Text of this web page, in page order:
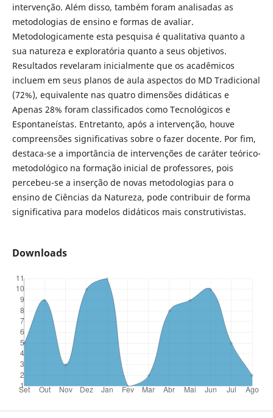
intervenção. Além disso, também foram analisadas as
metodologias de ensino e formas de avaliar.
Metodologicamente esta pesquisa é qualitativa quanto a
sua natureza e exploratória quanto a seus objetivos.
Resultados revelaram inicialmente que os acadêmicos
incluem em seus planos de aula aspectos do MD Tradicional
(72%), equivalente nas quatro dimensões didáticas e
Apenas 28% foram classificados como Tecnológicos e
Espontaneístas. Entretanto, após a intervenção, houve
compreensões significativas sobre o fazer docente. Por fim,
destaca-se a importância de intervenções de caráter teórico-
metodológico na formação inicial de professores, pois
percebeu-se a inserção de novas metodologias para o
ensino de Ciências da Natureza, pode contribuir de forma
significativa para modelos didáticos mais construtivistas.
Downloads